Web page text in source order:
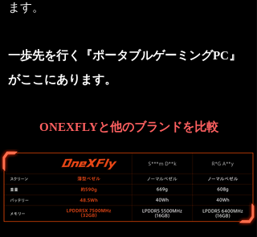
ます。
一歩先を行く『ポータブルゲーミングPC』
がここにあります。
ONEXFLYと他のブランドを比較